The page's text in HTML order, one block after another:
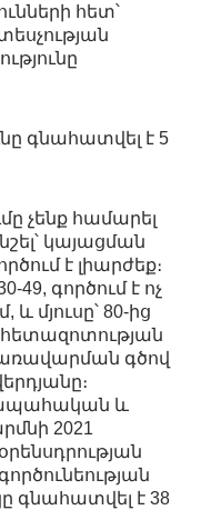
հետ՝
գնահատվել է 5
չենք համարել
կայացման
է լիարժեք։
49, գործում է ոչ
և մյուսը՝ 80-ից
հետազոտության
գծով
և
2021
գնահատվել է 38